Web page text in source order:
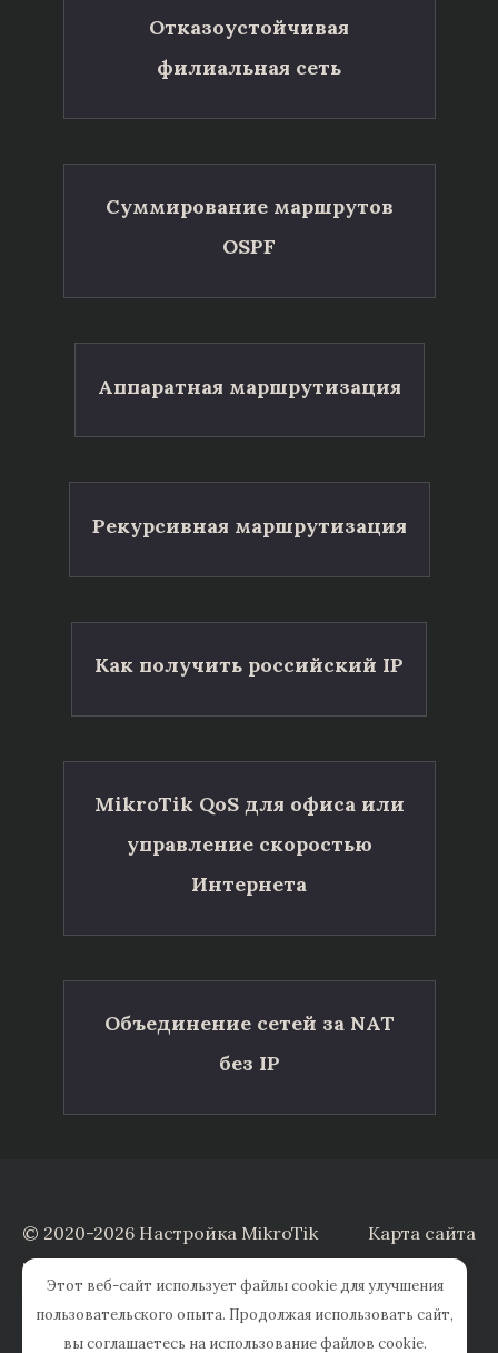
Отказоустойчивая
филиальная сеть
Суммирование маршрутов
OSPF
Аппаратная маршрутизация
Рекурсивная маршрутизация
Как получить российский IP
MikroTik QoS для офиса или
управление скоростью
Интернета
Объединение сетей за NAT
без IP
© 2020-2026 Настройка MikroTik
Карта сайта
Заказать настройку
Этот веб-сайт использует файлы cookie для улучшения
пользовательского опыта. Продолжая использовать сайт,
вы соглашаетесь на использование файлов cookie.